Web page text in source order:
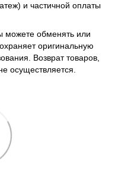
и частичной оплаты
можете обменять или
оригинальную
Возврат товаров,
осуществляется.